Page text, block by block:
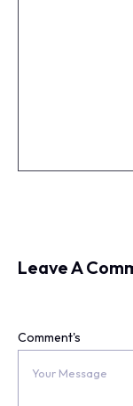
Leave A
Comment's